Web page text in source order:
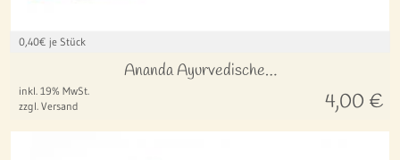
0,40€ je Stück
Ananda Ayurvedische…
inkl. 19% MwSt.
zzgl. Versand
4,00 €